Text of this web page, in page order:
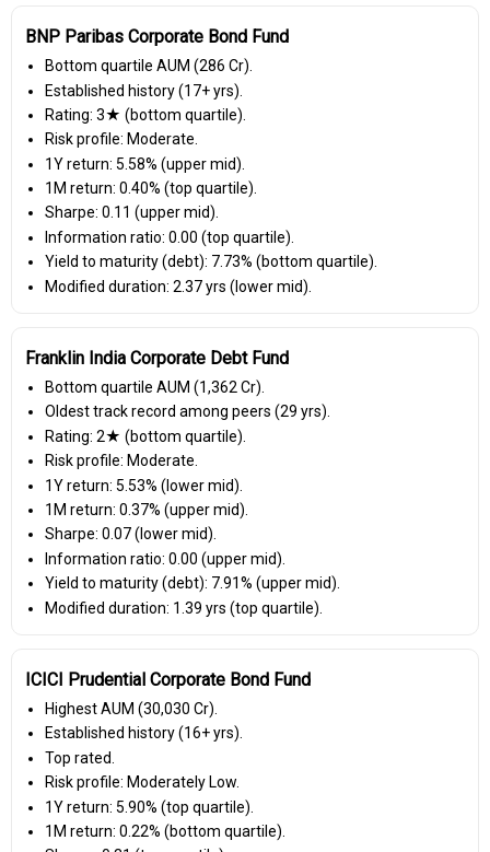
BNP Paribas Corporate Bond Fund
Bottom quartile AUM (₹286 Cr).
Established history (17+ yrs).
Rating: 3★ (bottom quartile).
Risk profile: Moderate.
1Y return: 5.58% (upper mid).
1M return: 0.40% (top quartile).
Sharpe: 0.11 (upper mid).
Information ratio: 0.00 (top quartile).
Yield to maturity (debt): 7.73% (bottom quartile).
Modified duration: 2.37 yrs (lower mid).
Franklin India Corporate Debt Fund
Bottom quartile AUM (₹1,362 Cr).
Oldest track record among peers (29 yrs).
Rating: 2★ (bottom quartile).
Risk profile: Moderate.
1Y return: 5.53% (lower mid).
1M return: 0.37% (upper mid).
Sharpe: 0.07 (lower mid).
Information ratio: 0.00 (upper mid).
Yield to maturity (debt): 7.91% (upper mid).
Modified duration: 1.39 yrs (top quartile).
ICICI Prudential Corporate Bond Fund
Highest AUM (₹30,030 Cr).
Established history (16+ yrs).
Top rated.
Risk profile: Moderately Low.
1Y return: 5.90% (top quartile).
1M return: 0.22% (bottom quartile).